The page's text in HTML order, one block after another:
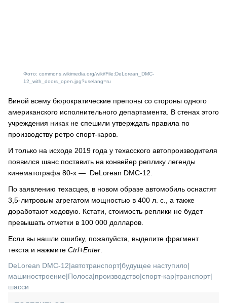
Фото: commons.wikimedia.org/wiki/File:DeLorean_DMC-
12_with_doors_open.jpg?uselang=ru
Виной всему бюрократические препоны со стороны одного
американского исполнительного департамента. В стенах этого
учреждения никак не спешили утверждать правила по
производству ретро спорт-каров.
И только на исходе 2019 года у техасского автопроизводителя
появился шанс поставить на конвейер реплику легенды
кинематографа 80-х — DeLorean DMC-12.
По заявлению техасцев, в новом образе автомобиль оснастят
3,5-литровым агрегатом мощностью в 400 л. с., а также
доработают ходовую. Кстати, стоимость реплики не будет
превышать отметки в 100 000 долларов.
Если вы нашли ошибку, пожалуйста, выделите фрагмент
текста и нажмите Ctrl+Enter
DeLorean DMC-12|автотранспорт|будущее наступило|
машиностроение|Полоса|производство|спорт-кар|транспорт|
шасси